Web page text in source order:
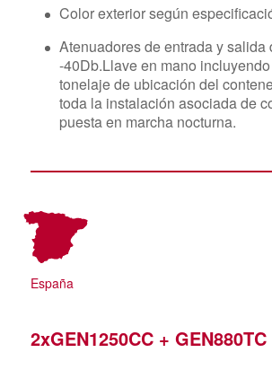
Color exterior según
Atenuadores de entrada y salida
-40Db.Llave en mano
tonelaje de ubicación del
toda la instalación asociada de
puesta en marcha nocturna.
España
2xGEN1250CC + GEN880TC